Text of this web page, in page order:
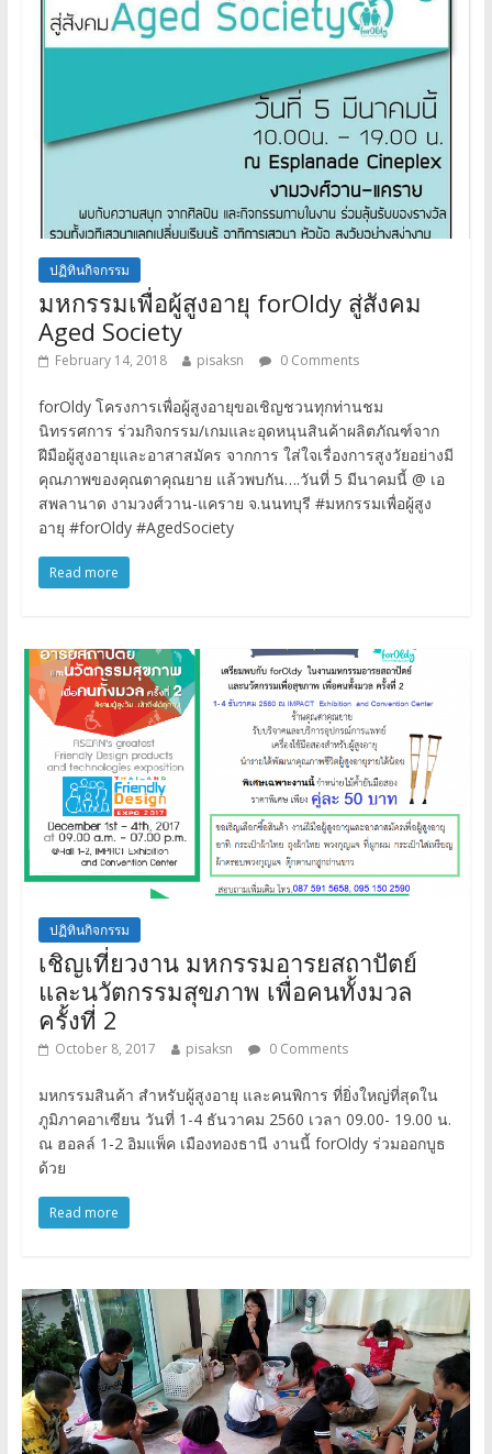
ปฏิทินกิจกรรม
มหกรรมเพื่อผู้สูงอายุ forOldy สู่สังคม
Aged Society
February 14, 2018 pisaksn 0 Comments
forOldy โครงการเพื่อผู้สูงอายุขอเชิญชวนทุกท่านชม
นิทรรศการ ร่วมกิจกรรม/เกมและอุดหนุนสินค้าผลิตภัณฑ์จาก
ฝีมือผู้สูงอายุและอาสาสมัคร จากการ ใส่ใจเรื่องการสูงวัยอย่างมี
คุณภาพของคุณตาคุณยาย แล้วพบกัน….วันที่ 5 มีนาคมนี้ @ เอ
สพลานาด งามวงศ์วาน-แคราย จ.นนทบุรี #มหกรรมเพื่อผู้สูง
อายุ #forOldy #AgedSociety
Read more
ปฏิทินกิจกรรม
เชิญเที่ยวงาน มหกรรมอารยสถาปัตย์
และนวัตกรรมสุขภาพ เพื่อคนทั้งมวล
ครั้งที่ 2
October 8, 2017 pisaksn 0 Comments
มหกรรมสินค้า สำหรับผู้สูงอายุ และคนพิการ ที่ยิ่งใหญ่ที่สุดใน
ภูมิภาคอาเซียน วันที่ 1-4 ธันวาคม 2560 เวลา 09.00- 19.00 น.
ณ ฮอลล์ 1-2 อิมแพ็ค เมืองทองธานี งานนี้ forOldy ร่วมออกบูธ
ด้วย
Read more